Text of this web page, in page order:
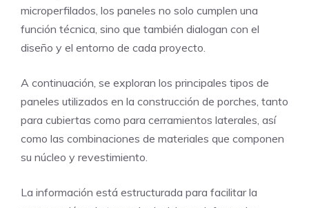
microperfilados, los paneles no solo cumplen una
función técnica, sino que también dialogan con el
diseño y el entorno de cada proyecto.
A continuación, se exploran los principales tipos de
paneles utilizados en la construcción de porches, tanto
para cubiertas como para cerramientos laterales, así
como las combinaciones de materiales que componen
su núcleo y revestimiento.
La información está estructurada para facilitar la